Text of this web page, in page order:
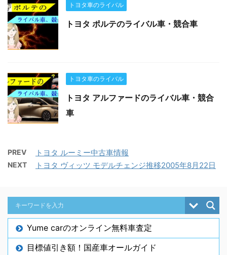
トヨタ車のライバル
トヨタ ポルテのライバル車・競合車
トヨタ車のライバル
トヨタ アルファードのライバル車・競合
車
PREV トヨタ ルーミー中古車情報
NEXT トヨタ ヴィッツ モデルチェンジ推移2005年8月22日
Yume carのオンライン無料車査定
目標値引き額！国産車オールガイド